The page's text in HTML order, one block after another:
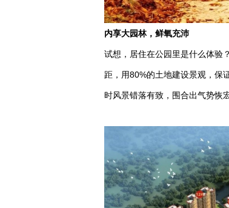
内享大园林，鲜氧充沛
试想，居住在公园里是什么体验
距，用80%的土地建设景观，保
时风景错落有致，围合出气势恢